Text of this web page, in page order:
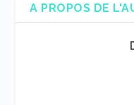
A PROPOS DE